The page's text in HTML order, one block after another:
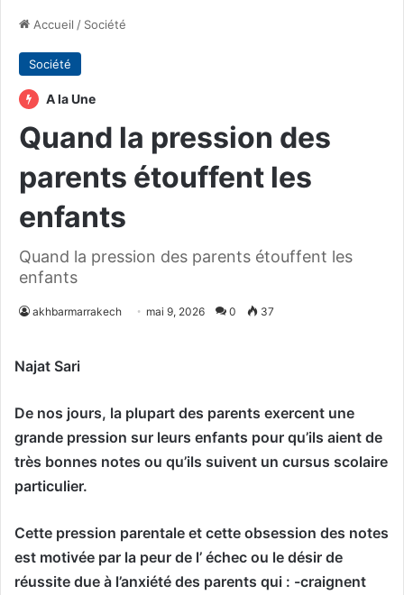
Accueil / Société
Société
A la Une
Quand la pression des
parents étouffent les
enfants
Quand la pression des parents étouffent les
enfants
akhbarmarrakech mai 9, 2026 0 37
Najat Sari
De nos jours, la plupart des parents exercent une
grande pression sur leurs enfants pour qu’ils aient de
très bonnes notes ou qu’ils suivent un cursus scolaire
particulier.
Cette pression parentale et cette obsession des notes
est motivée par la peur de l’ échec ou le désir de
réussite due à l’anxiété des parents qui : -craignent